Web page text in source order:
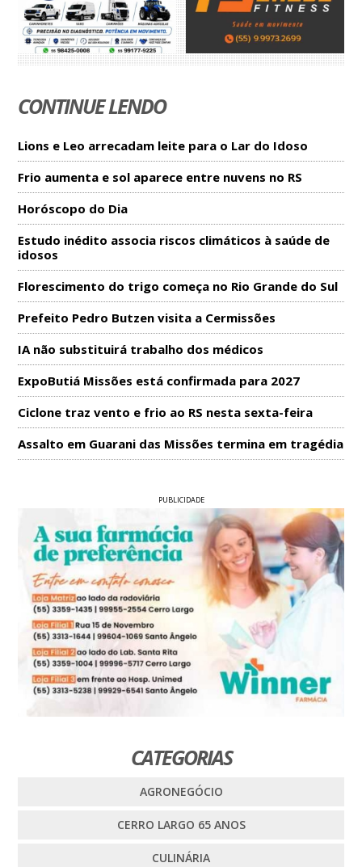
CONTINUE LENDO
Lions e Leo arrecadam leite para o Lar do Idoso
Frio aumenta e sol aparece entre nuvens no RS
Horóscopo do Dia
Estudo inédito associa riscos climáticos à saúde de
idosos
Florescimento do trigo começa no Rio Grande do Sul
Prefeito Pedro Butzen visita a Cermissões
IA não substituirá trabalho dos médicos
ExpoButiá Missões está confirmada para 2027
Ciclone traz vento e frio ao RS nesta sexta-feira
Assalto em Guarani das Missões termina em tragédia
PUBLICIDADE
CATEGORIAS
AGRONEGÓCIO
CERRO LARGO 65 ANOS
CULINÁRIA